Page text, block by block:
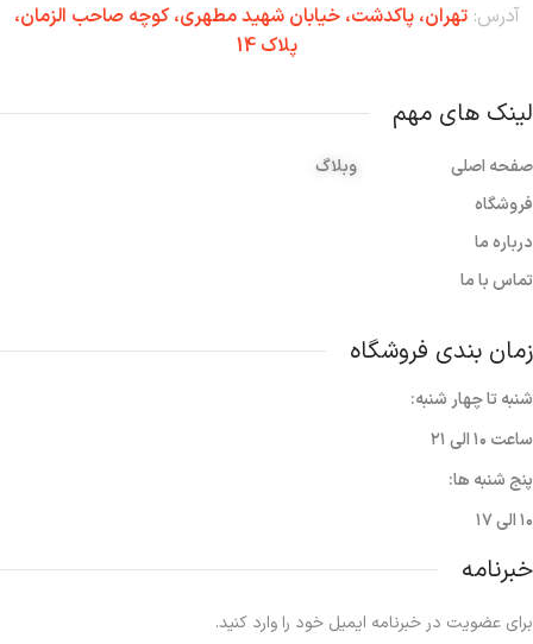
آدرس:تهران،‌ پاکدشت، خیابان شهید مطهری، کوچه صاحب الزمان،
پلاک 14
لینک های مهم
صفحه اصلی
فروشگاه
درباره ما
تماس با ما
وبلاگ
زمان بندی فروشگاه
شنبه تا چهار شنبه:
ساعت ۱۰ الی ۲۱
پنج شنبه ها:
۱۰ الی ۱۷
خبرنامه
برای عضویت در خبرنامه ایمیل خود را وارد کنید.